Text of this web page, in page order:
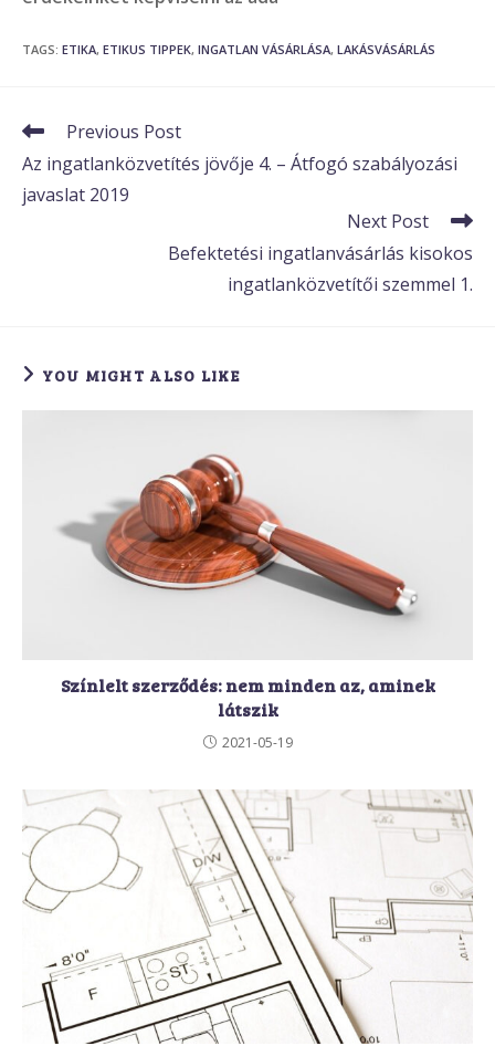
TAGS: ETIKA, ETIKUS TIPPEK, INGATLAN VÁSÁRLÁSA, LAKÁSVÁSÁRLÁS
Read
articles
Previous Post
Az ingatlanközvetítés jövője 4. – Átfogó szabályozási
javaslat 2019
Next Post
Befektetési ingatlanvásárlás kisokos
ingatlanközvetítői szemmel 1.
YOU MIGHT ALSO LIKE
Színlelt szerződés: nem minden az, aminek
látszik
2021-05-19